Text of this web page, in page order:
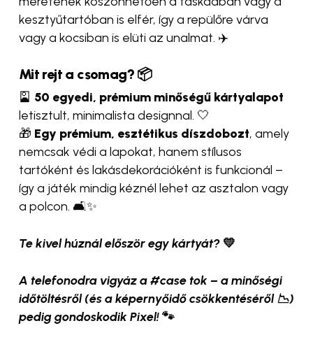
kesztyűtartóban is elfér, így a repülőre várva
vagy a kocsiban is elüti az unalmat. ✈️
Mit rejt a csomag? 📦
🎴 50 egyedi, prémium minőségű kártyalapot
letisztult, minimalista designnal. 🤍
🎁 Egy prémium, esztétikus díszdobozt, amely
nemcsak védi a lapokat, hanem stílusos
tartóként és lakásdekorációként is funkcionál –
így a játék mindig kéznél lehet az asztalon vagy
a polcon. 🛋️✨
Te kivel húznál először egy kártyát?💛
A telefonodra vigyáz a #case tok – a minőségi
időtöltésről (és a képernyőidő csökkentéséről 📉)
pedig gondoskodik Pixel!🐾